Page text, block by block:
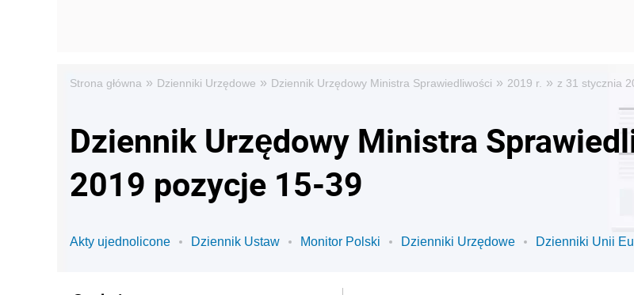
Strona główna » Dzienniki Urzędowe » Dziennik Urzędowy Ministra Sprawiedliwości » 2019 r. » z 31 stycznia
Dziennik Urzędowy Ministra
2019 pozycje 15-39
Akty ujednolicone Dziennik Ustaw Monitor Polski Dzienniki Urzędowe Dzienniki Unii